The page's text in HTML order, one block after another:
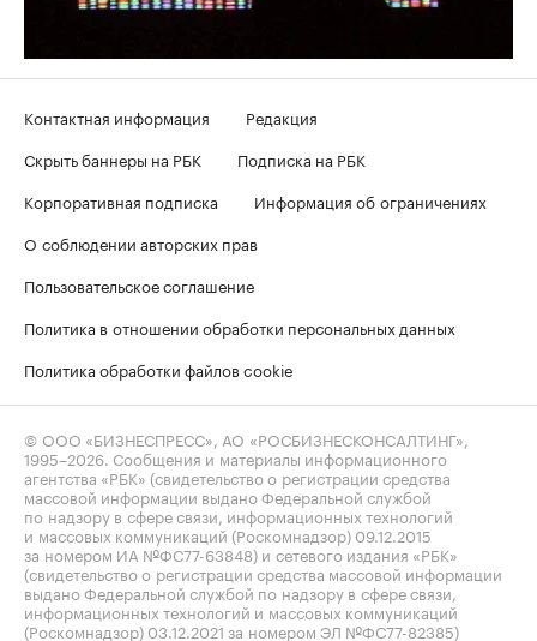
Контактная информация
Редакция
Скрыть баннеры на РБК
Подписка на РБК
Корпоративная подписка
Информация об ограничениях
О соблюдении авторских прав
Пользовательское соглашение
Политика в отношении обработки персональных данных
Политика обработки файлов cookie
© ООО «БИЗНЕСПРЕСС», АО «РОСБИЗНЕСКОНСАЛТИНГ»,
1995–2026 . Сообщения и материалы информационного
агентства «РБК» (свидетельство о регистрации средства
массовой информации выдано Федеральной службой
по надзору в сфере связи, информационных технологий
и массовых коммуникаций (Роскомнадзор) 09.12.2015
за номером ИА №ФС77-63848) и сетевого издания «РБК»
(свидетельство о регистрации средства массовой информации
выдано Федеральной службой по надзору в сфере связи,
информационных технологий и массовых коммуникаций
(Роскомнадзор) 03.12.2021 за номером ЭЛ №ФС77-82385)